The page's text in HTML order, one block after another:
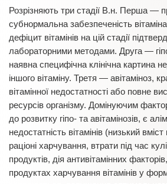
Розрізняють три стадії В.н. Перша —
субнормальна забезпеченість
дефіцит вітамінів на цій стадії
лабораторними методами. Друга —
наявна специфічна клінічна картина
іншого вітаміну. Третя — авітаміноз,
вітамінної недостатності або повне
ресурсів організму. Домінуючим
до розвитку гіпо- та авітамінозів, є
недостатність вітамінів (низький
раціоні харчування, втрати під час
продуктів, дія антивітамінних
продуктах харчування вітамінів у